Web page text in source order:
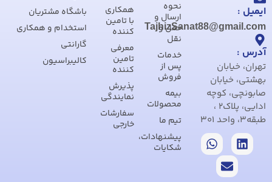
ایمیل :
TajhizSanat88@gmail.com
آدرس :
تهران، خیابان
بهشتی، خیابان
صابونچی، کوچه
ادایی، پلاک2 ،
طبقه3، واحد 301
نحوه
ارسال و
حمل و
نقل
خدمات
پس از
فروش
بیمه
محصولات
تیم ما
پیشنهادات،
شکایات
همکاری
با تامین
کننده
معرفی
تامین
کننده
پذیرش
نمایندگی
سفارشات
خارجی
باشگاه مشتریان
استخدام و همکاری
گارانتی
کالیبراسیون